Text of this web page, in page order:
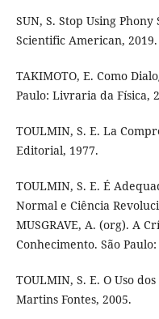
SUN, S. Stop Using
Scientific American, 2019.
TAKIMOTO, E. Como
Paulo: Livraria da Física,
TOULMIN, S. E. La
Editorial, 1977.
TOULMIN, S. E. É
Normal e Ciência
MUSGRAVE, A. (org). A
Conhecimento. São
TOULMIN, S. E. O Uso
Martins Fontes, 2005.